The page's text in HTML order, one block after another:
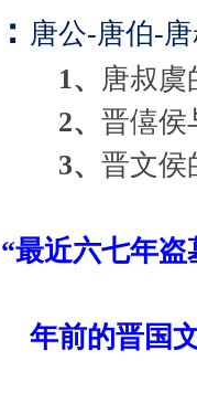
： 唐公-唐伯-
、 唐叔虞
、 晋僖侯
、 晋文侯
最近六七年
晋国文化